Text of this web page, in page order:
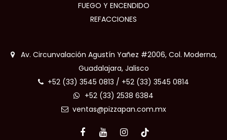
FUEGO Y ENCENDIDO
REFACCIONES
Av. Circunvalación Agustín Yañez #2006, Col. Moderna,
Guadalajara, Jalisco
+52 (33) 3545 0813 / +52 (33) 3545 0814
+52 (33) 2538 6384
ventas@pizzapan.com.mx